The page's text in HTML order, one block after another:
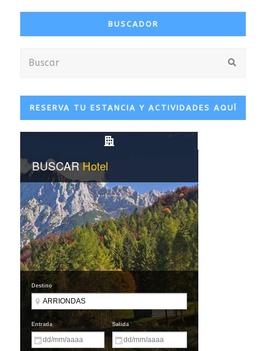
BUSCADOR
RESERVA TU ESTANCIA Y ACTIVIDADES AQUÍ